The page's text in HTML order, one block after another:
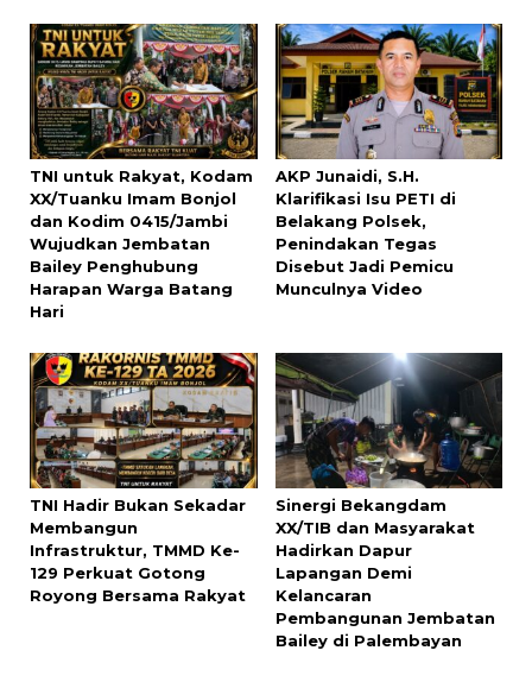
TNI untuk Rakyat, Kodam
XX/Tuanku Imam Bonjol
dan Kodim 0415/Jambi
Wujudkan Jembatan
Bailey Penghubung
Harapan Warga Batang
Hari
AKP Junaidi, S.H.
Klarifikasi Isu PETI di
Belakang Polsek,
Penindakan Tegas
Disebut Jadi Pemicu
Munculnya Video
TNI Hadir Bukan Sekadar
Membangun
Infrastruktur, TMMD Ke-
129 Perkuat Gotong
Royong Bersama Rakyat
Sinergi Bekangdam
XX/TIB dan Masyarakat
Hadirkan Dapur
Lapangan Demi
Kelancaran
Pembangunan Jembatan
Bailey di Palembayan